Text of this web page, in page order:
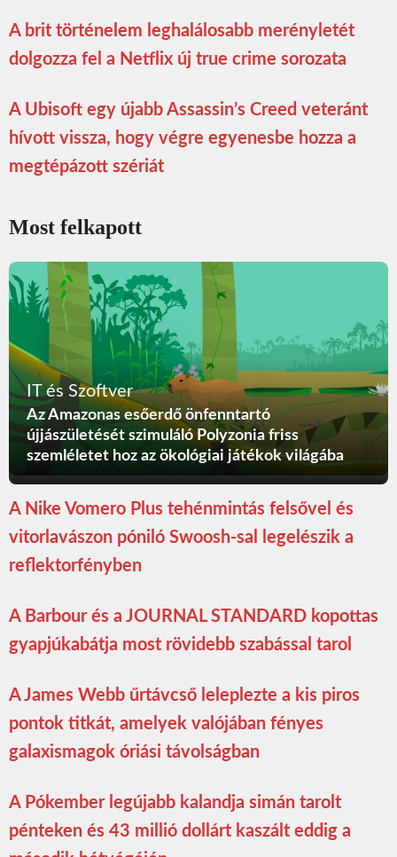
A brit történelem leghalálosabb merényletét
dolgozza fel a Netflix új true crime sorozata
A Ubisoft egy újabb Assassin’s Creed veteránt
hívott vissza, hogy végre egyenesbe hozza a
megtépázott szériát
Most felkapott
IT és Szoftver
Az Amazonas esőerdő önfenntartó
újjászületését szimuláló Polyzonia friss
szemléletet hoz az ökológiai játékok világába
A Nike Vomero Plus tehénmintás felsővel és
vitorlavászon póniló Swoosh-sal legelészik a
reflektorfényben
A Barbour és a JOURNAL STANDARD kopottas
gyapjúkabátja most rövidebb szabással tarol
A James Webb űrtávcső leleplezte a kis piros
pontok titkát, amelyek valójában fényes
galaxismagok óriási távolságban
A Pókember legújabb kalandja simán tarolt
pénteken és 43 millió dollárt kaszált eddig a